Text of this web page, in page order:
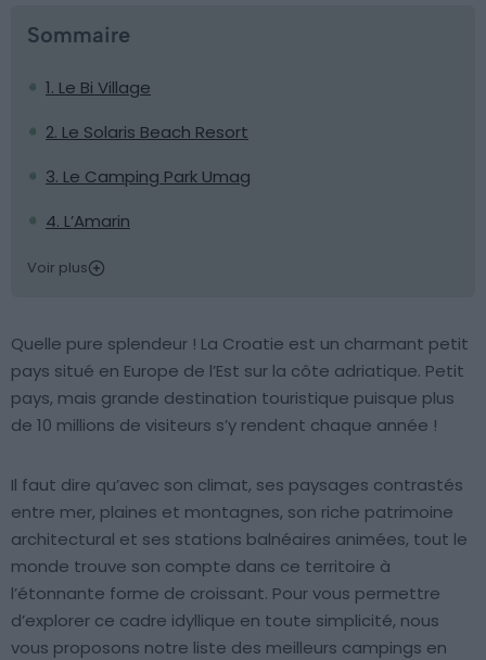
Sommaire
1. Le Bi Village
2. Le Solaris Beach Resort
3. Le Camping Park Umag
4. L’Amarin
Voir plus
Quelle pure splendeur ! La Croatie est un charmant petit
pays situé en Europe de l’Est sur la côte adriatique. Petit
pays, mais grande destination touristique puisque plus
de 10 millions de visiteurs s’y rendent chaque année !
Il faut dire qu’avec son climat, ses paysages contrastés
entre mer, plaines et montagnes, son riche patrimoine
architectural et ses stations balnéaires animées, tout le
monde trouve son compte dans ce territoire à
l’étonnante forme de croissant. Pour vous permettre
d’explorer ce cadre idyllique en toute simplicité, nous
vous proposons notre liste des meilleurs campings en